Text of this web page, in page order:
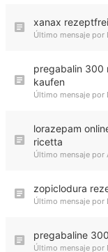
xanax
Último mensaje por
pregabalin 300
kaufen
Último mensaje por
lorazepam
ricetta
Último mensaje por
zopiclodura
Último mensaje por
pregabaline
Último mensaje por